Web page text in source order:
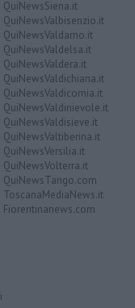
QuiNewsSiena.it
QuiNewsValbisenzio.it
QuiNewsValdarno.it
QuiNewsValdelsa.it
QuiNewsValdera.it
QuiNewsValdichiana.it
QuiNewsValdicornia.it
QuiNewsValdinievole.it
QuiNewsValdisieve.it
QuiNewsValtiberina.it
QuiNewsVersilia.it
QuiNewsVolterra.it
QuiNewsTango.com
ToscanaMediaNews.it
Fiorentinanews.com